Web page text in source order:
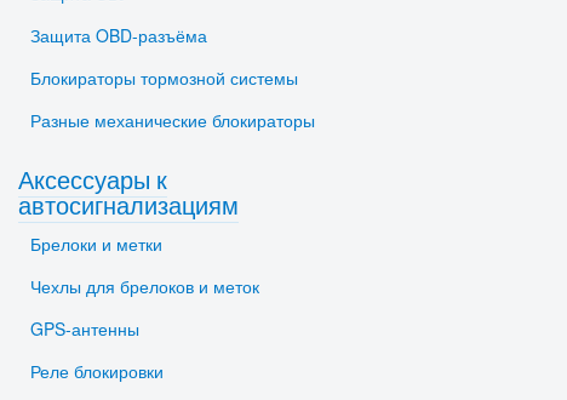
Защита OBD-разъёма
Блокираторы тормозной системы
Разные механические блокираторы
Аксессуары к
автосигнализациям
Брелоки и метки
Чехлы для брелоков и меток
GPS-антенны
Реле блокировки